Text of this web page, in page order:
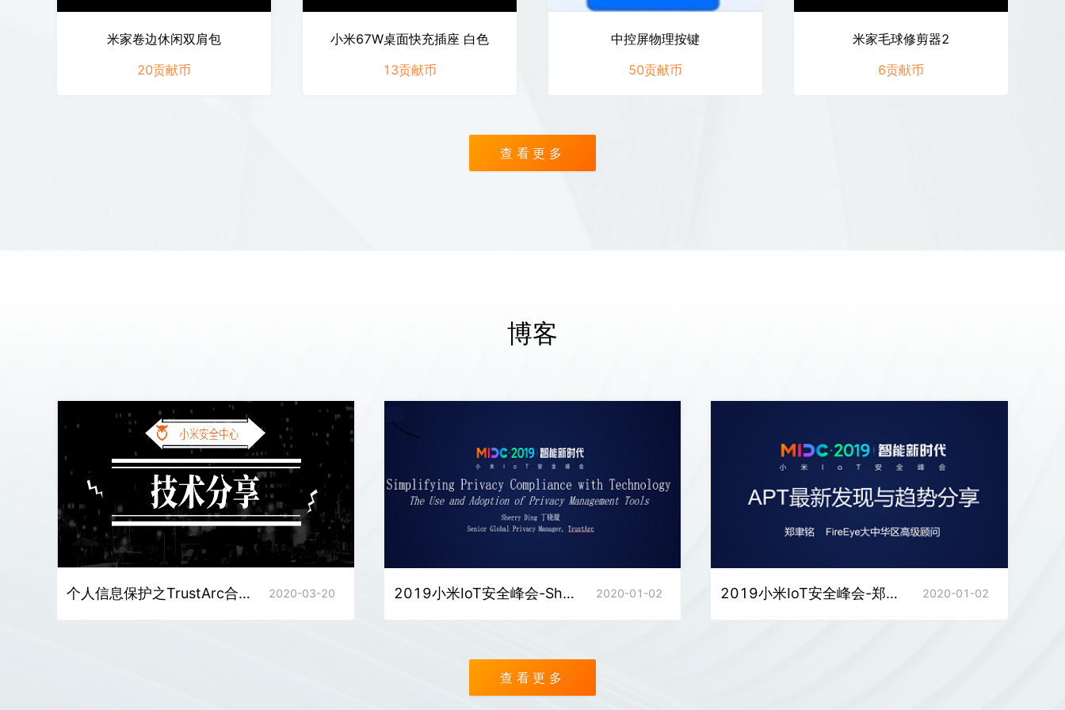
米家卷边休闲双肩包
20贡献币
小米67W桌面快充插座 白色
13贡献币
中控屏物理按键
50贡献币
米家毛球修剪器2
6贡献币
查看更多
博客
个人信息保护之TrustArc合规认证 2020-03-20 2019小米IoT安全峰会-Sherry Ding《Simplifying Privacy Comp 2020-01-02 2019小米IoT安全峰会-郑聿铭《APT最新发现与趋势分享》 2020-01-02
查看更多